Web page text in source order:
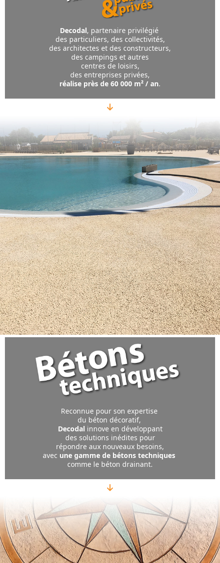
Decodal, partenaire privilégié
des particuliers, des collectivités,
des architectes et des constructeurs,
des campings et autres
centres de loisirs,
des entreprises privées,
réalise près de 60 000 m² / an.
Reconnue pour son expertise
du béton décoratif,
Decodal innove en développant
des solutions inédites pour
répondre aux nouveaux besoins,
avec une gamme de bétons techniques
comme le béton drainant.